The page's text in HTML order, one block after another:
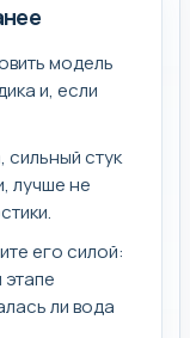
модель
и, если
сильный стук
лучше не
его силой:
ли вода